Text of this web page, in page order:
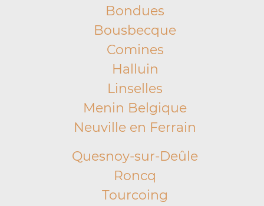
Bondues
Bousbecque
Comines
Halluin
Linselles
Menin Belgique
Neuville en Ferrain
Quesnoy-sur-Deûle
Roncq
Tourcoing